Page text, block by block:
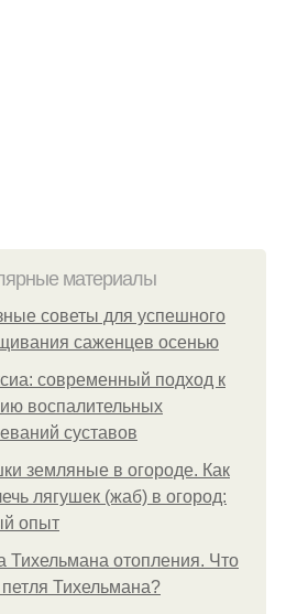
материалы
советы для успешного
саженцев осенью
современный подход к
воспалительных
суставов
земляные в огороде. Как
лягушек (жаб) в огород:
опыт
Тихельмана отопления. Что
петля Тихельмана?